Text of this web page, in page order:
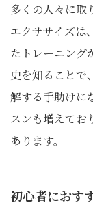
多くの人々に取
エクササイズは
たトレーニング
史を知ることで
解する手助けに
スンも増えてお
あります。
初心者におす